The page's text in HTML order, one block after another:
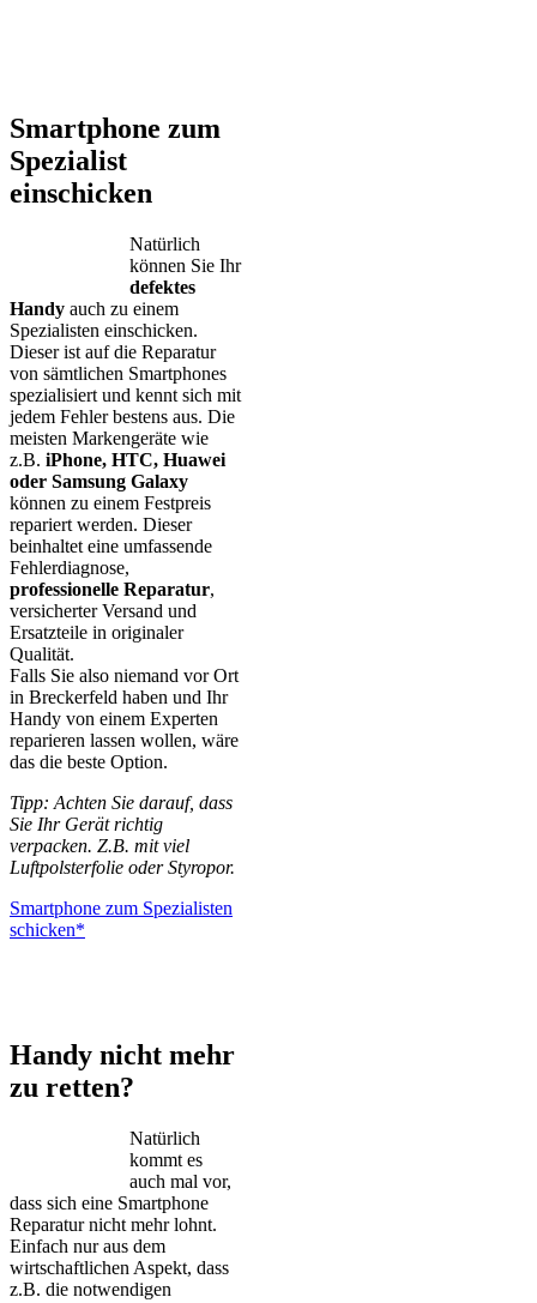
Smartphone zum
Spezialist
einschicken
Natürlich
können Sie Ihr
defektes
Handy auch zu einem
Spezialisten einschicken.
Dieser ist auf die Reparatur
von sämtlichen Smartphones
spezialisiert und kennt sich mit
jedem Fehler bestens aus. Die
meisten Markengeräte wie
z.B. iPhone, HTC, Huawei
oder Samsung Galaxy
können zu einem Festpreis
repariert werden. Dieser
beinhaltet eine umfassende
Fehlerdiagnose,
professionelle Reparatur,
versicherter Versand und
Ersatzteile in originaler
Qualität.
Falls Sie also niemand vor Ort
in Breckerfeld haben und Ihr
Handy von einem Experten
reparieren lassen wollen, wäre
das die beste Option.
Tipp: Achten Sie darauf, dass
Sie Ihr Gerät richtig
verpacken. Z.B. mit viel
Luftpolsterfolie oder Styropor.
Smartphone zum Spezialisten
schicken*
Handy nicht mehr
zu retten?
Natürlich
kommt es
auch mal vor,
dass sich eine Smartphone
Reparatur nicht mehr lohnt.
Einfach nur aus dem
wirtschaftlichen Aspekt, dass
z.B. die notwendigen